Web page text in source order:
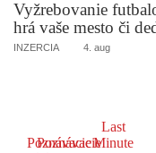
Vyžrebovanie
hrá vaše mesto či
INZERCIA 4. aug
Poznávacie
Poznávacie
Last
Minute